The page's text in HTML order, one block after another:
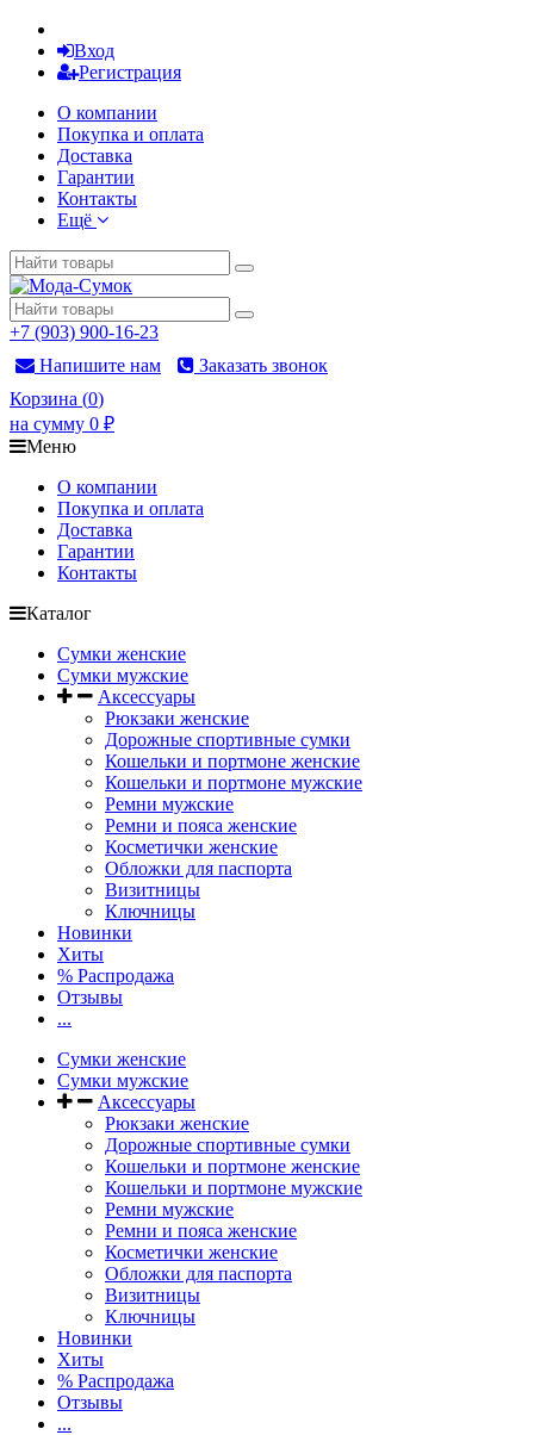
Вход
Регистрация
О компании
Покупка и оплата
Доставка
Гарантии
Контакты
Ещё
+7 (903) 900-16-23
Напишите нам
Заказать звонок
Корзина (0)
на сумму 0 ₽
Меню
О компании
Покупка и оплата
Доставка
Гарантии
Контакты
Каталог
Сумки женские
Сумки мужские
Аксессуары
Рюкзаки женские
Дорожные спортивные сумки
Кошельки и портмоне женские
Кошельки и портмоне мужские
Ремни мужские
Ремни и пояса женские
Косметички женские
Обложки для паспорта
Визитницы
Ключницы
Новинки
Хиты
% Распродажа
Отзывы
...
Сумки женские
Сумки мужские
Аксессуары
Рюкзаки женские
Дорожные спортивные сумки
Кошельки и портмоне женские
Кошельки и портмоне мужские
Ремни мужские
Ремни и пояса женские
Косметички женские
Обложки для паспорта
Визитницы
Ключницы
Новинки
Хиты
% Распродажа
Отзывы
...